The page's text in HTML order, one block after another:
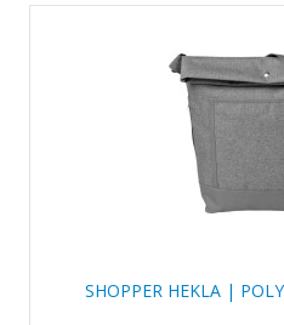
SHOPPER HEKLA |